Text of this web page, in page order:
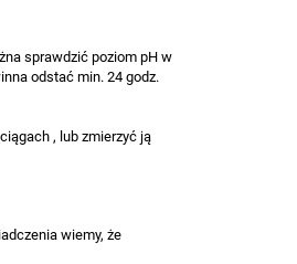
sprawdzić poziom pH w
odstać min. 24 godz.
, lub zmierzyć ją
wiemy, że